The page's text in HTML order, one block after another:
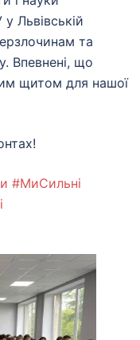
Львівській
та
Впевнені, що
щитом для нашої
#МиСильні